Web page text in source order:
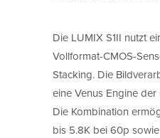
Die LUMIX S1II nutzt
Vollformat-CMOS-
Stacking. Die
eine Venus Engine
Die Kombination
bis 5.8K bei 60p